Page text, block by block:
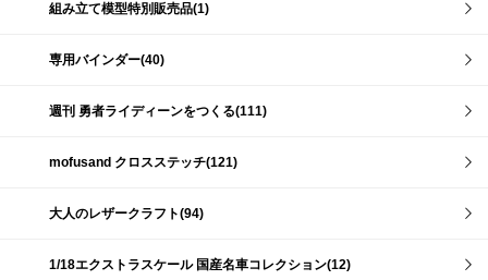
組み立て模型特別販売品(1)
専用バインダー(40)
週刊 勇者ライディーンをつくる(111)
mofusand クロスステッチ(121)
大人のレザークラフト(94)
1/18エクストラスケール 国産名車コレクション(12)